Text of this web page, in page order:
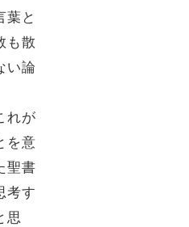
葉と
も散
い論
れが
を意
聖書
考す
思